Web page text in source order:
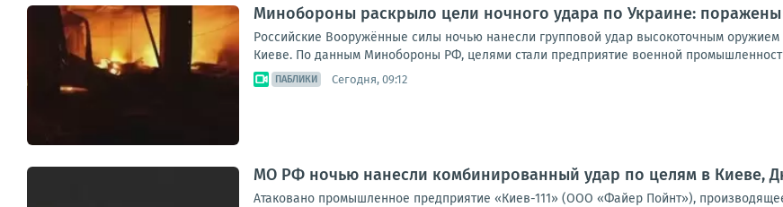
Минобороны раскрыло цели ночного удара по Украине:
Российские Вооружённые силы ночью нанесли групповой удар высокоточным
Киеве. По данным Минобороны РФ, целями стали предприятие военной
ПАБЛИКИ Сегодня, 09:12
МО РФ ночью нанесли комбинированный удар по целям в Киеве,
Атаковано промышленное предприятие «Киев-111» (ООО «Файер Пойнт»),